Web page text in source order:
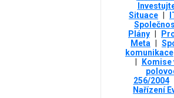
Situace
Plány
Meta
komunikace
Komise
256/2004
Nařízení